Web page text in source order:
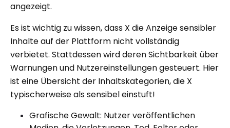
angezeigt.
Es ist wichtig zu wissen, dass X die Anzeige sensibler
Inhalte auf der Plattform nicht vollständig
verbietet. Stattdessen wird deren Sichtbarkeit über
Warnungen und Nutzereinstellungen gesteuert. Hier
ist eine Übersicht der Inhaltskategorien, die X
typischerweise als sensibel einstuft!
Grafische Gewalt: Nutzer veröffentlichen